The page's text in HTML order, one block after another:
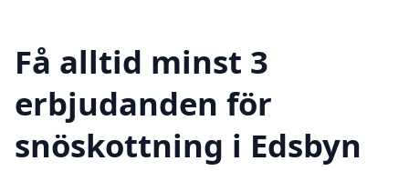
Få alltid minst 3
erbjudanden för
snöskottning i Edsbyn